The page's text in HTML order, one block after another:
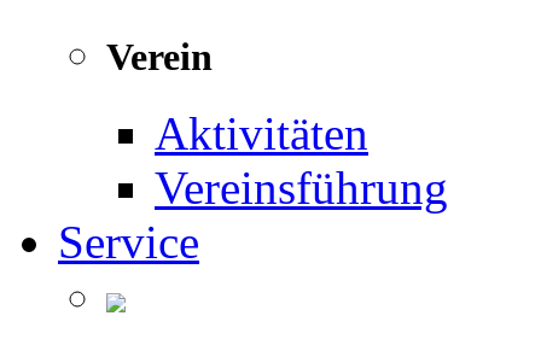
Verein
Aktivitäten
Vereinsführung
Service